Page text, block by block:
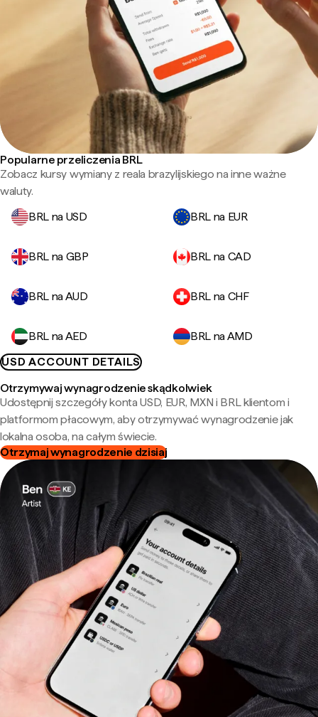
Popularne przeliczenia BRL
Zobacz kursy wymiany z reala brazylijskiego na inne ważne
waluty.
BRL na USD
BRL na EUR
BRL na GBP BRL na CAD
BRL na AUD BRL na CHF
BRL na AED
BRL na AMD
USD ACCOUNT DETAILS
Otrzymywaj wynagrodzenie skądkolwiek
Udostępnij szczegóły konta USD, EUR, MXN i BRL klientom i
platformom płacowym, aby otrzymywać wynagrodzenie jak
lokalna osoba, na całym świecie.
Otrzymaj wynagrodzenie dzisiaj